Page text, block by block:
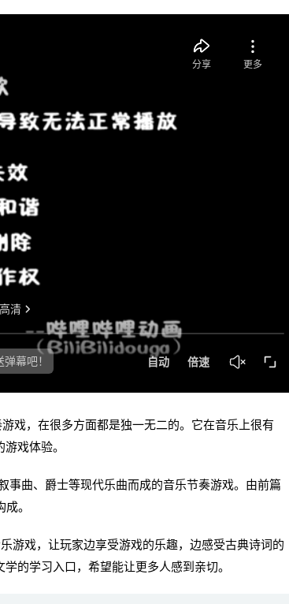
戏，在很多方面都是独一无二的。它在音乐上很有
戏体验。
曲、爵士等现代乐曲而成的音乐节奏游戏。由前篇
。
戏，让玩家边享受游戏的乐趣，边感受古典诗词的
的学习入口，希望能让更多人感到亲切。